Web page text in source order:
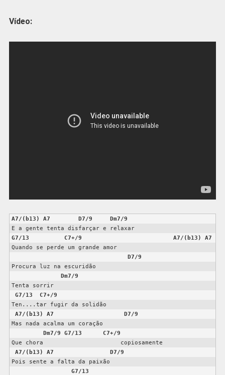
Vídeo:
A7/(b13) A7 D7/9
Dm7/9
E a gente tenta disfarçar e relaxar
G7/13
C7+/9 A7/(b13)
A7
Quando se perde um grande amor
D7/9
Procura luz na escuridão
Dm7/9
Tenta sorrir
G7/13
C7+/9
Ten....tar fugir da solidão
A7/(b13)
A7
D7/9
Mas nada acalma um coração
Dm7/9
G7/13
C7+/9
Que chora                      copiosamente
A7/(b13)
A7
D7/9
Pois sente a falta da paixão
G7/13